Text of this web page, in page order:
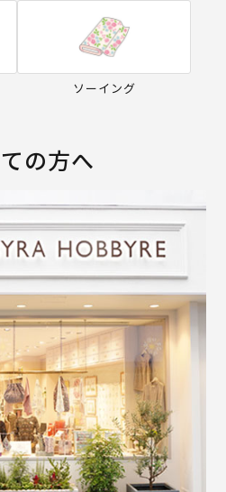
ソーイング
の方へ